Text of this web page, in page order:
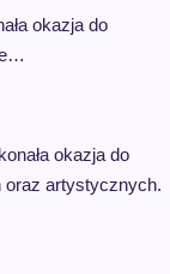
okazja do
okazja do
oraz artystycznych.